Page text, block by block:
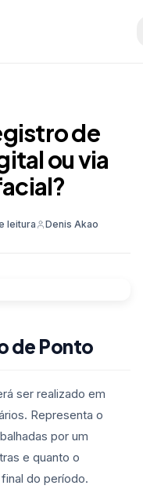
de
ou via
leitura Denis Akao
de Ponto
ser realizado em
Representa o
por um
e quanto o
do período.